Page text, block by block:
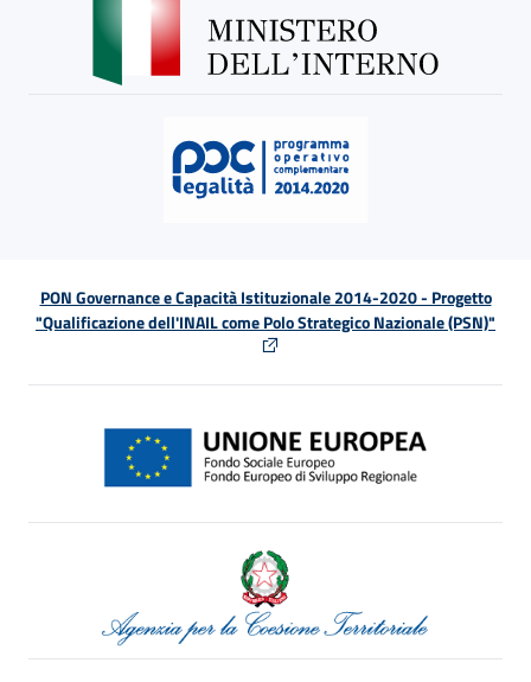
PON Governance e Capacità Istituzionale 2014-2020 - Progetto
"Qualificazione dell'INAIL come Polo Strategico Nazionale (PSN)"